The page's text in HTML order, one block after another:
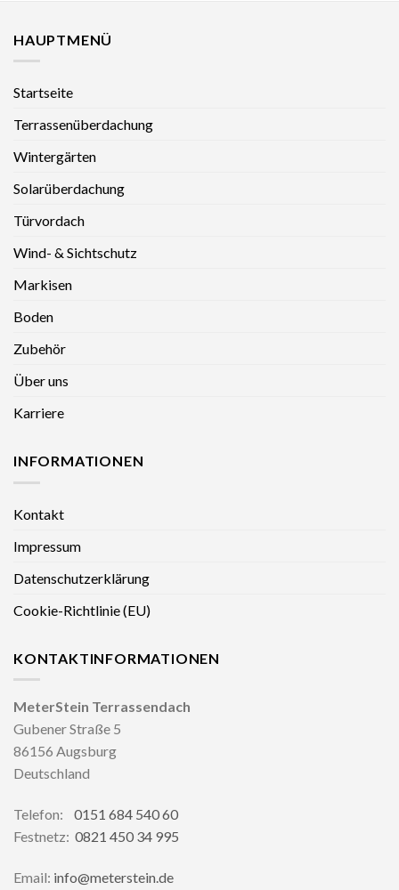
HAUPTMENÜ
Startseite
Terrassenüberdachung
Wintergärten
Solarüberdachung
Türvordach
Wind- & Sichtschutz
Markisen
Boden
Zubehör
Über uns
Karriere
INFORMATIONEN
Kontakt
Impressum
Datenschutzerklärung
Cookie-Richtlinie (EU)
KONTAKTINFORMATIONEN
MeterStein Terrassendach
Gubener Straße 5
86156 Augsburg
Deutschland
Telefon: 0151 684 540 60
Festnetz: 0821 450 34 995
Email: info@meterstein.de